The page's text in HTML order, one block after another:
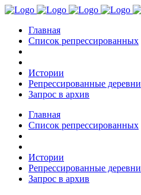
Главная
Список репрессированных
Истории
Репрессированные деревни
Запрос в архив
Главная
Список репрессированных
Истории
Репрессированные деревни
Запрос в архив